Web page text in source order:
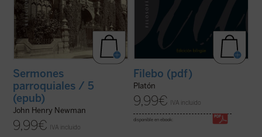
Sermones
parroquiales / 5
(epub)
John Henry Newman
9,99€ IVA incluido
Filebo (pdf)
Platón
9,99€ IVA incluido
disponible en ebook: